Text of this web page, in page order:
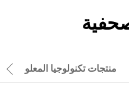
منتجات تكنولوجيا المعلومات